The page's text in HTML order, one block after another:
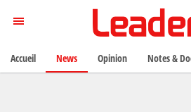
Accueil News Opinion Notes &